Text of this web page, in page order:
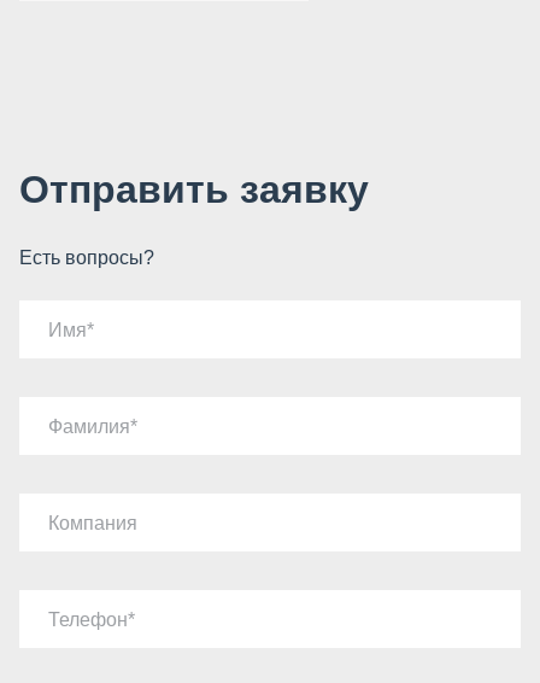
Отправить заявку
Есть вопросы?
Имя
Фамилия
Компания
Телефон